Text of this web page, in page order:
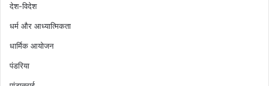
देश-विदेश
धर्म और आध्यात्मिकता
धार्मिक आयोजन
पंडरिया